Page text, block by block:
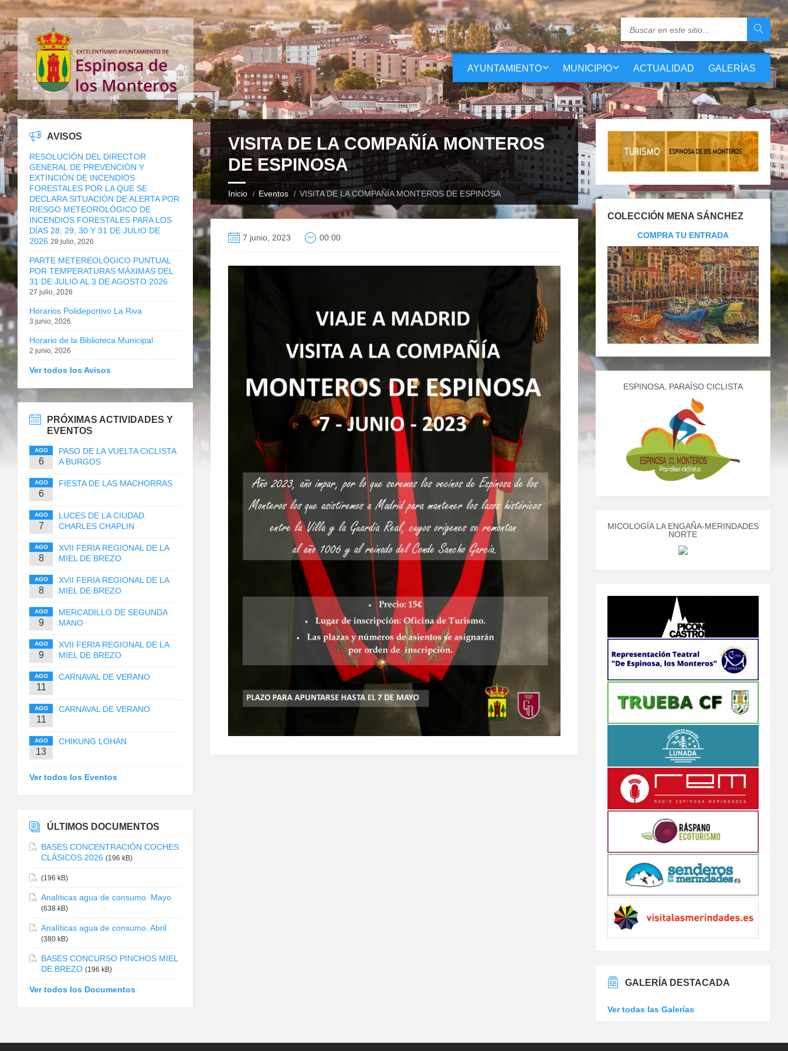
AYUNTAMIENTO MUNICIPIO ACTUALIDAD GALERÍAS
VISITA DE LA COMPAÑÍA MONTEROS
DE ESPINOSA
Inicio Eventos VISITA DE LA COMPAÑÍA MONTEROS DE ESPINOSA
7 junio, 2023 00:00
AVISOS
RESOLUCIÓN DEL DIRECTOR
GENERAL DE PREVENCIÓN Y
EXTINCIÓN DE INCENDIOS
FORESTALES POR LA QUE SE
DECLARA SITUACIÓN DE ALERTA POR
RIESGO METEOROLÓGICO DE
INCENDIOS FORESTALES PARA LOS
DÍAS 28, 29, 30 Y 31 DE JULIO DE
2026 28 julio, 2026
PARTE METEREOLÓGICO PUNTUAL
POR TEMPERATURAS MÁXIMAS DEL
31 DE JULIO AL 3 DE AGOSTO 2026
27 julio, 2026
Horarios Polideportivo La Riva
3 junio, 2026
Horario de la Biblioteca Municipal
2 junio, 2026
Ver todos los Avisos
PRÓXIMAS ACTIVIDADES Y
EVENTOS
AGO
6
PASO DE LA VUELTA CICLISTA
A BURGOS
AGO
6
FIESTA DE LAS MACHORRAS
AGO
7
LUCES DE LA CIUDAD.
CHARLES CHAPLIN
AGO
8
XVII FERIA REGIONAL DE LA
MIEL DE BREZO
AGO
8
XVII FERIA REGIONAL DE LA
MIEL DE BREZO
AGO
9
MERCADILLO DE SEGUNDA
MANO
AGO
9
XVII FERIA REGIONAL DE LA
MIEL DE BREZO
AGO
11
CARNAVAL DE VERANO
AGO
11
CARNAVAL DE VERANO
AGO
13
CHIKUNG LOHAN
Ver todos los Eventos
ÚLTIMOS DOCUMENTOS
BASES CONCENTRACIÓN COCHES
CLÁSICOS 2026 (196 kB)
(196 kB)
Analíticas agua de consumo. Mayo
(638 kB)
Analíticas agua de consumo. Abril
(380 kB)
BASES CONCURSO PINCHOS MIEL
DE BREZO (196 kB)
Ver todos los Documentos
COLECCIÓN MENA SÁNCHEZ
COMPRA TU ENTRADA
ESPINOSA, PARAÍSO CICLISTA
MICOLOGÍA LA ENGAÑA-MERINDADES
NORTE
GALERÍA DESTACADA
Ver todas las Galerías